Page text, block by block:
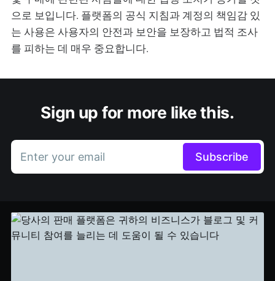
으로 보입니다. 플랫폼의 공식 지침과 계정의 책임감 있
는 사용은 사용자의 안전과 보안을 보장하고 법적 조사
를 피하는 데 매우 중요합니다.
Sign up for more like this.
Enter your email Subscribe